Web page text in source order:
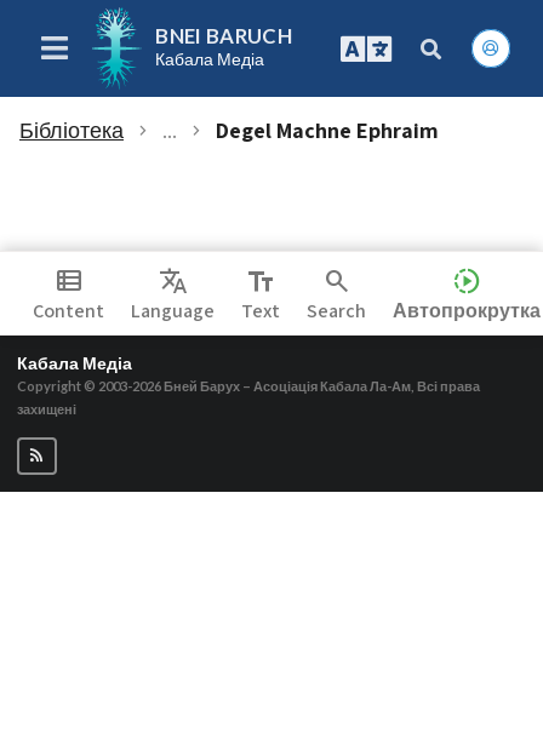
BNEI BARUCH
Кабала Медіа
Бібліотека chevron_right ... chevron_right Degel Machne Ephraim
view_list
Content
Translate
Language
text_fields
Text
search
Search
slow_motion_video
Автопрокрутка
Кабала Медіа
Copyright © 2003-2026 Бней Барух – Асоціація Кабала Ла-Ам, Всі права
захищені